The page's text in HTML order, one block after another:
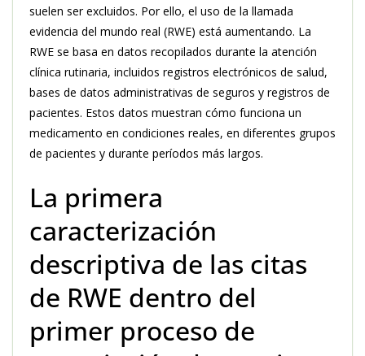
suelen ser excluidos. Por ello, el uso de la llamada
evidencia del mundo real (RWE) está aumentando. La
RWE se basa en datos recopilados durante la atención
clínica rutinaria, incluidos registros electrónicos de salud,
bases de datos administrativas de seguros y registros de
pacientes. Estos datos muestran cómo funciona un
medicamento en condiciones reales, en diferentes grupos
de pacientes y durante períodos más largos.
La primera
caracterización
descriptiva de las citas
de RWE dentro del
primer proceso de